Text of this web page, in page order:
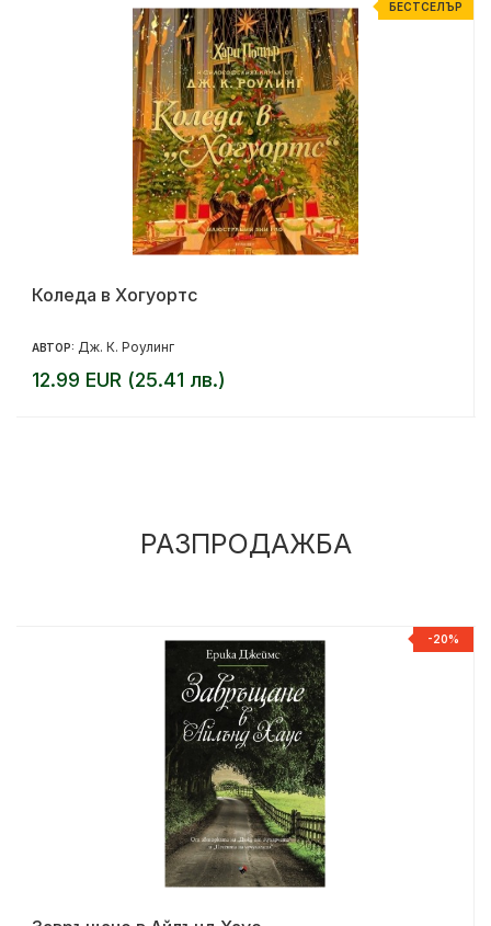
БЕСТСЕЛЪР
Коледа в Хогуортс
АВТОР: Дж. К. Роулинг
12.99 EUR (25.41 лв.)
РАЗПРОДАЖБА
-20%